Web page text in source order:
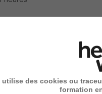
Général en
- 25 Indépendant 38
utilise des cookies ou
formation